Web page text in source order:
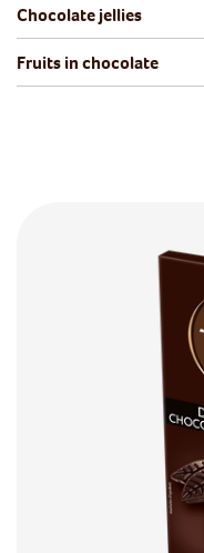
Chocolate jellies
Fruits in chocolate